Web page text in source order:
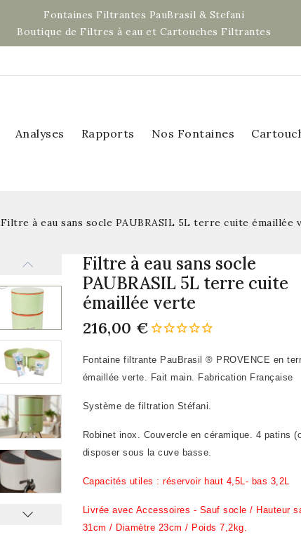
Fontaines Filtrantes PauBrasil & Stefani
Boutique de Filtres à eau et Cartouches Filtrantes
Analyses Rapports Nos Fontaines
Filtre à eau sans socle PAUBRASIL 5L terre cuite émaillée
Filtre à eau sans socle
PAUBRASIL 5L terre cuite
émaillée verte
216,00 €
Fontaine filtrante PauBrasil ® PROVENCE en
émaillée verte. Fait main. Fabrication Française
Système de filtration Stéfani.
Robinet inox. Couvercle en céramique. 4 patins
disposer sous la cuve basse.
Capacités utiles : réservoir haut 4,5L- bas 3,2L
Livrée avec Accessoires - Sauf socle / Hauteur
31cm / Diamètre 23cm / Poids 7,2kg.